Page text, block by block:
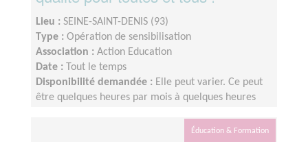
Lieu : SEINE-SAINT-DENIS (93)
Type : Opération de sensibilisation
Association : Action Education
Date :
Tout le temps
Disponibilité demandée : Elle peut varier. Ce peut
être quelques heures par mois à quelques heures
Éducation & Formation